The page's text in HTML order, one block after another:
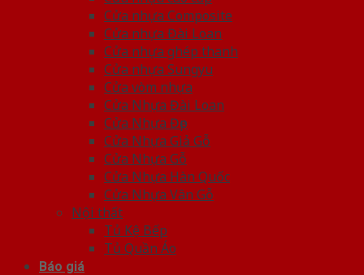
Cửa nhựa Composite
Cửa nhựa Đài Loan
Cửa nhựa ghép thanh
Cửa nhựa Sungyu
Cửa vòm nhựa
Cửa Nhựa Đài Loan
Cửa Nhựa Đẹp
Cửa Nhựa Giả Gỗ
Cửa Nhựa Gỗ
Cửa Nhựa Hàn Quốc
Cửa Nhựa Vân Gỗ
Nội thất
Tủ Kệ Bếp
Tủ Quần Áo
Báo giá